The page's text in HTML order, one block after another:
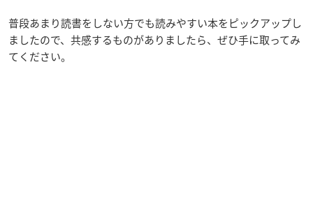
普段あまり読書をしない方でも読みやすい本をピックアップし
ましたので、共感するものがありましたら、ぜひ手に取ってみ
てください。